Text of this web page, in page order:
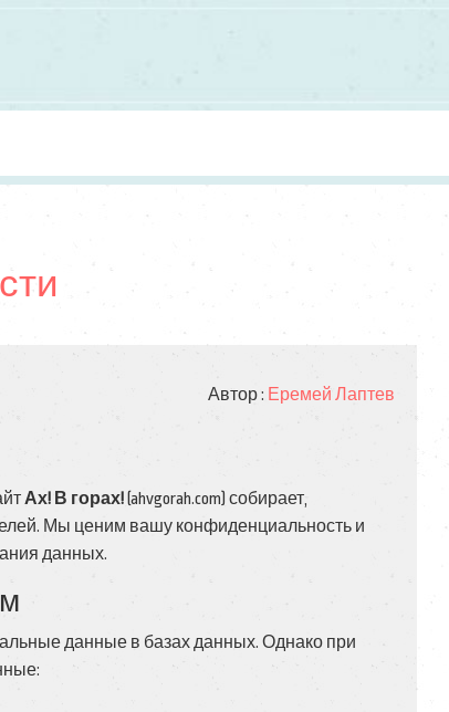
Автор : Еремей Лаптев
Ах! В горах! (ahvgorah.com) собирает,
Мы ценим вашу конфиденциальность и
данных.
данные в базах данных. Однако при